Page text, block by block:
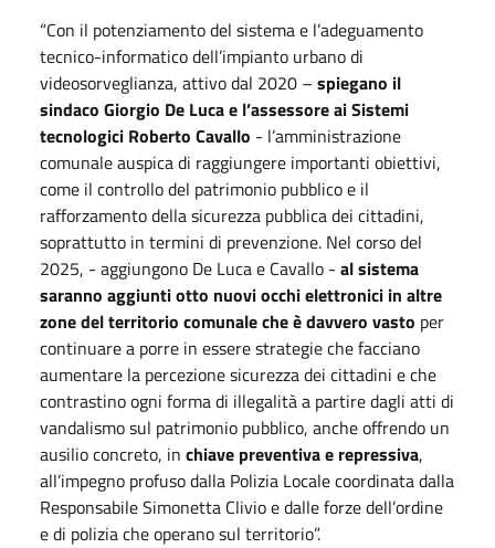
“Con il potenziamento del sistema e l’adeguamento
tecnico-informatico dell’impianto urbano di
videosorveglianza, attivo dal 2020 – spiegano il
sindaco Giorgio De Luca e l’assessore ai Sistemi
tecnologici Roberto Cavallo - l’amministrazione
comunale auspica di raggiungere importanti obiettivi,
come il controllo del patrimonio pubblico e il
rafforzamento della sicurezza pubblica dei cittadini,
soprattutto in termini di prevenzione. Nel corso del
2025, - aggiungono De Luca e Cavallo - al sistema
saranno aggiunti otto nuovi occhi elettronici in altre
zone del territorio comunale che è davvero vasto per
continuare a porre in essere strategie che facciano
aumentare la percezione sicurezza dei cittadini e che
contrastino ogni forma di illegalità a partire dagli atti di
vandalismo sul patrimonio pubblico, anche offrendo un
ausilio concreto, in chiave preventiva e repressiva,
all’impegno profuso dalla Polizia Locale coordinata dalla
Responsabile Simonetta Clivio e dalle forze dell’ordine
e di polizia che operano sul territorio”.